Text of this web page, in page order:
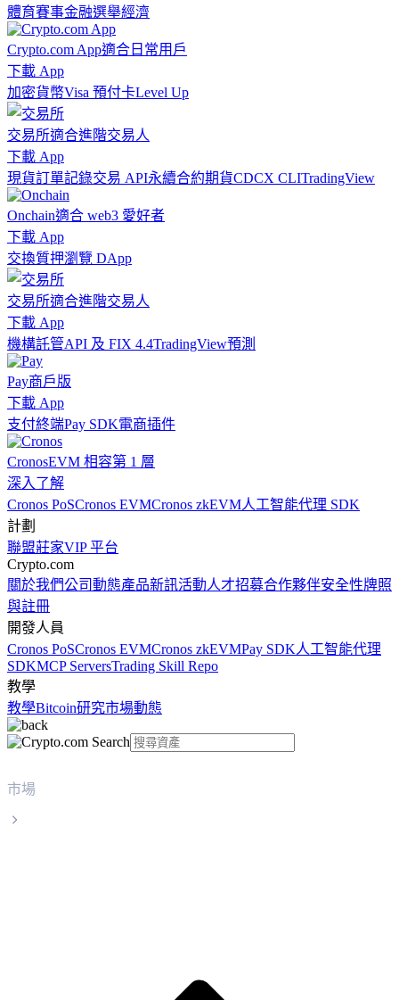
體育賽事金融選舉經濟
Crypto.com App適合日常用戶
下載 App
加密貨幣Visa 預付卡Level Up
交易所適合進階交易人
下載 App
現貨訂單記錄交易 API永續合約期貨CDCX CLITradingView
Onchain適合 web3 愛好者
下載 App
交換質押瀏覽 DApp
交易所適合進階交易人
下載 App
機構託管API 及 FIX 4.4TradingView預測
Pay商戶版
下載 App
支付終端Pay SDK電商插件
CronosEVM 相容第 1 層
深入了解
Cronos PoSCronos EVMCronos zkEVM人工智能代理 SDK
計劃
聯盟莊家VIP 平台
Crypto.com
關於我們公司動態產品新訊活動人才招募合作夥伴安全性牌照
與註冊
開發人員
Cronos PoSCronos EVMCronos zkEVMPay SDK人工智能代理
SDKMCP ServersTrading Skill Repo
教學
教學Bitcoin研究市場動態
市場